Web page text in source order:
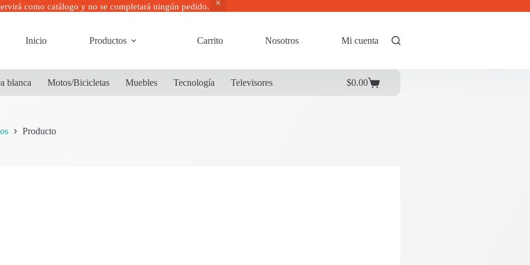
como catálogo y no se completará ningún pedido.
Inicio Productos Carrito Nosotros Mi cuenta
blanca Motos/Bicicletas Muebles Tecnología Televisores
Carrito
$0.00
Producto